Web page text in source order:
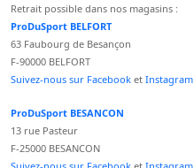
Retrait possible dans nos magasins :
ProDuSport BELFORT
63 Faubourg de Besançon
F-90000 BELFORT
Suivez-nous sur Facebook et Instagram
ProDuSport BESANCON
13 rue Pasteur
F-25000 BESANCON